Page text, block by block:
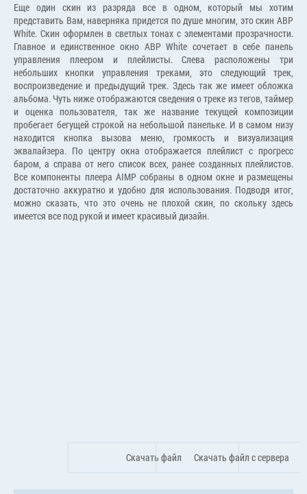
Еще один скин из разряда все в одном, который мы хотим
представить Вам, наверняка придется по душе многим, это скин ABP
White. Скин оформлен в светлых тонах с элементами прозрачности.
Главное и единственное окно ABP White сочетает в себе панель
управления плеером и плейлисты. Слева расположены три
небольших кнопки управления треками, это следующий трек,
воспроизведение и предыдущий трек. Здесь так же имеет обложка
альбома. Чуть ниже отображаются сведения о треке из тегов, таймер
и оценка пользователя, так же название текущей композиции
пробегает бегущей строкой на небольшой панельке. И в самом низу
находится кнопка вызова меню, громкость и визуализация
эквалайзера. По центру окна отображается плейлист с прогресс
баром, а справа от него список всех, ранее созданных плейлистов.
Все компоненты плеера AIMP собраны в одном окне и размещены
достаточно аккуратно и удобно для использования. Подводя итог,
можно сказать, что это очень не плохой скин, по скольку здесь
имеется все под рукой и имеет красивый дизайн.
Скачать файл Скачать файл с сервера